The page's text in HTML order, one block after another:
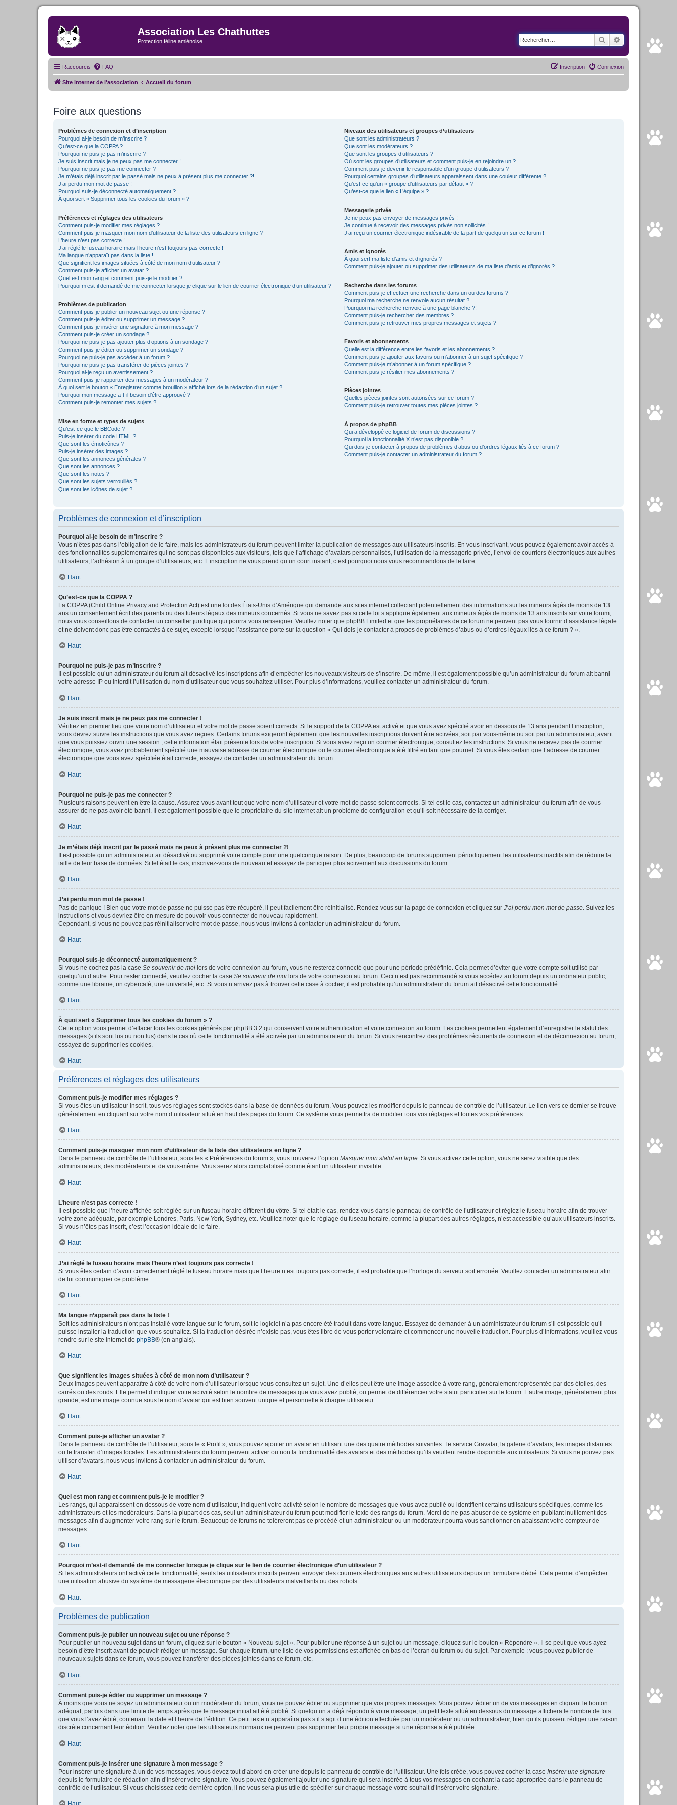
Association Les Chathuttes
Protection féline amiénoise RechercherRecherche
Raccourcis FAQ Connexion
Inscription
Site internet de l'association Accueil du forum
Foire aux questions
Problèmes de connexion et d’inscription
Pourquoi ai-je besoin de m’inscrire ?
Qu’est-ce que la COPPA ?
Pourquoi ne puis-je pas m’inscrire ?
Je suis inscrit mais je ne peux pas me connecter !
Pourquoi ne puis-je pas me connecter ?
Je m’étais déjà inscrit par le passé mais ne peux à présent plus me connecter ?!
J’ai perdu mon mot de passe !
Pourquoi suis-je déconnecté automatiquement ?
À quoi sert « Supprimer tous les cookies du forum » ?
Préférences et réglages des utilisateurs
Comment puis-je modifier mes réglages ?
Comment puis-je masquer mon nom d’utilisateur de la liste des utilisateurs en ligne ?
L’heure n’est pas correcte !
J’ai réglé le fuseau horaire mais l’heure n’est toujours pas correcte !
Ma langue n’apparaît pas dans la liste !
Que signifient les images situées à côté de mon nom d’utilisateur ?
Comment puis-je afficher un avatar ?
Quel est mon rang et comment puis-je le modifier ?
Pourquoi m’est-il demandé de me connecter lorsque je clique sur le lien de courrier électronique d’un utilisateur ?
Problèmes de publication
Comment puis-je publier un nouveau sujet ou une réponse ?
Comment puis-je éditer ou supprimer un message ?
Comment puis-je insérer une signature à mon message ?
Comment puis-je créer un sondage ?
Pourquoi ne puis-je pas ajouter plus d’options à un sondage ?
Comment puis-je éditer ou supprimer un sondage ?
Pourquoi ne puis-je pas accéder à un forum ?
Pourquoi ne puis-je pas transférer de pièces jointes ?
Pourquoi ai-je reçu un avertissement ?
Comment puis-je rapporter des messages à un modérateur ?
À quoi sert le bouton « Enregistrer comme brouillon » affiché lors de la rédaction d’un sujet ?
Pourquoi mon message a-t-il besoin d’être approuvé ?
Comment puis-je remonter mes sujets ?
Mise en forme et types de sujets
Qu’est-ce que le BBCode ?
Puis-je insérer du code HTML ?
Que sont les émoticônes ?
Puis-je insérer des images ?
Que sont les annonces générales ?
Que sont les annonces ?
Que sont les notes ?
Que sont les sujets verrouillés ?
Que sont les icônes de sujet ?
Niveaux des utilisateurs et groupes d’utilisateurs
Que sont les administrateurs ?
Que sont les modérateurs ?
Que sont les groupes d’utilisateurs ?
Où sont les groupes d’utilisateurs et comment puis-je en rejoindre un ?
Comment puis-je devenir le responsable d’un groupe d’utilisateurs ?
Pourquoi certains groupes d’utilisateurs apparaissent dans une couleur différente ?
Qu’est-ce qu’un « groupe d’utilisateurs par défaut » ?
Qu’est-ce que le lien « L’équipe » ?
Messagerie privée
Je ne peux pas envoyer de messages privés !
Je continue à recevoir des messages privés non sollicités !
J’ai reçu un courrier électronique indésirable de la part de quelqu’un sur ce forum !
Amis et ignorés
À quoi sert ma liste d’amis et d’ignorés ?
Comment puis-je ajouter ou supprimer des utilisateurs de ma liste d’amis et d’ignorés ?
Recherche dans les forums
Comment puis-je effectuer une recherche dans un ou des forums ?
Pourquoi ma recherche ne renvoie aucun résultat ?
Pourquoi ma recherche renvoie à une page blanche ?!
Comment puis-je rechercher des membres ?
Comment puis-je retrouver mes propres messages et sujets ?
Favoris et abonnements
Quelle est la différence entre les favoris et les abonnements ?
Comment puis-je ajouter aux favoris ou m’abonner à un sujet spécifique ?
Comment puis-je m’abonner à un forum spécifique ?
Comment puis-je résilier mes abonnements ?
Pièces jointes
Quelles pièces jointes sont autorisées sur ce forum ?
Comment puis-je retrouver toutes mes pièces jointes ?
À propos de phpBB
Qui a développé ce logiciel de forum de discussions ?
Pourquoi la fonctionnalité X n’est pas disponible ?
Qui dois-je contacter à propos de problèmes d’abus ou d’ordres légaux liés à ce forum ?
Comment puis-je contacter un administrateur du forum ?
Problèmes de connexion et d’inscription
Pourquoi ai-je besoin de m’inscrire ?
Vous n’êtes pas dans l’obligation de le faire, mais les administrateurs du forum peuvent limiter la publication de messages aux utilisateurs inscrits. En vous inscrivant, vous pouvez également avoir accès à
des fonctionnalités supplémentaires qui ne sont pas disponibles aux visiteurs, tels que l’affichage d’avatars personnalisés, l’utilisation de la messagerie privée, l’envoi de courriers électroniques aux autres
utilisateurs, l’adhésion à un groupe d’utilisateurs, etc. L’inscription ne vous prend qu’un court instant, c’est pourquoi nous vous recommandons de le faire.
Haut
Qu’est-ce que la COPPA ?
La COPPA (Child Online Privacy and Protection Act) est une loi des États-Unis d’Amérique qui demande aux sites internet collectant potentiellement des informations sur les mineurs âgés de moins de 13
ans un consentement écrit des parents ou des tuteurs légaux des mineurs concernés. Si vous ne savez pas si cette loi s’applique également aux mineurs âgés de moins de 13 ans inscrits sur votre forum,
nous vous conseillons de contacter un conseiller juridique qui pourra vous renseigner. Veuillez noter que phpBB Limited et que les propriétaires de ce forum ne peuvent pas vous fournir d’assistance légale
et ne doivent donc pas être contactés à ce sujet, excepté lorsque l’assistance porte sur la question « Qui dois-je contacter à propos de problèmes d’abus ou d’ordres légaux liés à ce forum ? ».
Haut
Pourquoi ne puis-je pas m’inscrire ?
Il est possible qu’un administrateur du forum ait désactivé les inscriptions afin d’empêcher les nouveaux visiteurs de s’inscrire. De même, il est également possible qu’un administrateur du forum ait banni
votre adresse IP ou interdit l’utilisation du nom d’utilisateur que vous souhaitez utiliser. Pour plus d’informations, veuillez contacter un administrateur du forum.
Haut
Je suis inscrit mais je ne peux pas me connecter !
Vérifiez en premier lieu que votre nom d’utilisateur et votre mot de passe soient corrects. Si le support de la COPPA est activé et que vous avez spécifié avoir en dessous de 13 ans pendant l’inscription,
vous devrez suivre les instructions que vous avez reçues. Certains forums exigeront également que les nouvelles inscriptions doivent être activées, soit par vous-même ou soit par un administrateur, avant
que vous puissiez ouvrir une session ; cette information était présente lors de votre inscription. Si vous aviez reçu un courrier électronique, consultez les instructions. Si vous ne recevez pas de courrier
électronique, vous avez probablement spécifié une mauvaise adresse de courrier électronique ou le courrier électronique a été filtré en tant que pourriel. Si vous êtes certain que l’adresse de courrier
électronique que vous avez spécifiée était correcte, essayez de contacter un administrateur du forum.
Haut
Pourquoi ne puis-je pas me connecter ?
Plusieurs raisons peuvent en être la cause. Assurez-vous avant tout que votre nom d’utilisateur et votre mot de passe soient corrects. Si tel est le cas, contactez un administrateur du forum afin de vous
assurer de ne pas avoir été banni. Il est également possible que le propriétaire du site internet ait un problème de configuration et qu’il soit nécessaire de la corriger.
Haut
Je m’étais déjà inscrit par le passé mais ne peux à présent plus me connecter ?!
Il est possible qu’un administrateur ait désactivé ou supprimé votre compte pour une quelconque raison. De plus, beaucoup de forums suppriment périodiquement les utilisateurs inactifs afin de réduire la
taille de leur base de données. Si tel était le cas, inscrivez-vous de nouveau et essayez de participer plus activement aux discussions du forum.
Haut
J’ai perdu mon mot de passe !
Pas de panique ! Bien que votre mot de passe ne puisse pas être récupéré, il peut facilement être réinitialisé. Rendez-vous sur la page de connexion et cliquez sur J’ai perdu mon mot de passe . Suivez les
instructions et vous devriez être en mesure de pouvoir vous connecter de nouveau rapidement.
Cependant, si vous ne pouvez pas réinitialiser votre mot de passe, nous vous invitons à contacter un administrateur du forum.
Haut
Pourquoi suis-je déconnecté automatiquement ?
Si vous ne cochez pas la case Se souvenir de moi lors de votre connexion au forum, vous ne resterez connecté que pour une période prédéfinie. Cela permet d’éviter que votre compte soit utilisé par
quelqu’un d’autre. Pour rester connecté, veuillez cocher la case Se souvenir de moi lors de votre connexion au forum. Ceci n’est pas recommandé si vous accédez au forum depuis un ordinateur public,
comme une librairie, un cybercafé, une université, etc. Si vous n’arrivez pas à trouver cette case à cocher, il est probable qu’un administrateur du forum ait désactivé cette fonctionnalité.
Haut
À quoi sert « Supprimer tous les cookies du forum » ?
Cette option vous permet d’effacer tous les cookies générés par phpBB 3.2 qui conservent votre authentification et votre connexion au forum. Les cookies permettent également d’enregistrer le statut des
messages (s’ils sont lus ou non lus) dans le cas où cette fonctionnalité a été activée par un administrateur du forum. Si vous rencontrez des problèmes récurrents de connexion et de déconnexion au forum,
essayez de supprimer les cookies.
Haut
Préférences et réglages des utilisateurs
Comment puis-je modifier mes réglages ?
Si vous êtes un utilisateur inscrit, tous vos réglages sont stockés dans la base de données du forum. Vous pouvez les modifier depuis le panneau de contrôle de l’utilisateur. Le lien vers ce dernier se trouve
généralement en cliquant sur votre nom d’utilisateur situé en haut des pages du forum. Ce système vous permettra de modifier tous vos réglages et toutes vos préférences.
Haut
Comment puis-je masquer mon nom d’utilisateur de la liste des utilisateurs en ligne ?
Dans le panneau de contrôle de l’utilisateur, sous les « Préférences du forum », vous trouverez l’option Masquer mon statut en ligne . Si vous activez cette option, vous ne serez visible que des
administrateurs, des modérateurs et de vous-même. Vous serez alors comptabilisé comme étant un utilisateur invisible.
Haut
L’heure n’est pas correcte !
Il est possible que l’heure affichée soit réglée sur un fuseau horaire différent du vôtre. Si tel était le cas, rendez-vous dans le panneau de contrôle de l’utilisateur et réglez le fuseau horaire afin de trouver
votre zone adéquate, par exemple Londres, Paris, New York, Sydney, etc. Veuillez noter que le réglage du fuseau horaire, comme la plupart des autres réglages, n’est accessible qu’aux utilisateurs inscrits.
Si vous n’êtes pas inscrit, c’est l’occasion idéale de le faire.
Haut
J’ai réglé le fuseau horaire mais l’heure n’est toujours pas correcte !
Si vous êtes certain d’avoir correctement réglé le fuseau horaire mais que l’heure n’est toujours pas correcte, il est probable que l’horloge du serveur soit erronée. Veuillez contacter un administrateur afin
de lui communiquer ce problème.
Haut
Ma langue n’apparaît pas dans la liste !
Soit les administrateurs n’ont pas installé votre langue sur le forum, soit le logiciel n’a pas encore été traduit dans votre langue. Essayez de demander à un administrateur du forum s’il est possible qu’il
puisse installer la traduction que vous souhaitez. Si la traduction désirée n’existe pas, vous êtes libre de vous porter volontaire et commencer une nouvelle traduction. Pour plus d’informations, veuillez vous
rendre sur le site internet de phpBB® (en anglais).
Haut
Que signifient les images situées à côté de mon nom d’utilisateur ?
Deux images peuvent apparaître à côté de votre nom d’utilisateur lorsque vous consultez un sujet. Une d’elles peut être une image associée à votre rang, généralement représentée par des étoiles, des
carrés ou des ronds. Elle permet d’indiquer votre activité selon le nombre de messages que vous avez publié, ou permet de différencier votre statut particulier sur le forum. L’autre image, généralement plus
grande, est une image connue sous le nom d’avatar qui est bien souvent unique et personnelle à chaque utilisateur.
Haut
Comment puis-je afficher un avatar ?
Dans le panneau de contrôle de l’utilisateur, sous le « Profil », vous pouvez ajouter un avatar en utilisant une des quatre méthodes suivantes : le service Gravatar, la galerie d’avatars, les images distantes
ou le transfert d’images locales. Les administrateurs du forum peuvent activer ou non la fonctionnalité des avatars et des méthodes qu’ils veuillent rendre disponible aux utilisateurs. Si vous ne pouvez pas
utiliser d’avatars, nous vous invitons à contacter un administrateur du forum.
Haut
Quel est mon rang et comment puis-je le modifier ?
Les rangs, qui apparaissent en dessous de votre nom d’utilisateur, indiquent votre activité selon le nombre de messages que vous avez publié ou identifient certains utilisateurs spécifiques, comme les
administrateurs et les modérateurs. Dans la plupart des cas, seul un administrateur du forum peut modifier le texte des rangs du forum. Merci de ne pas abuser de ce système en publiant inutilement des
messages afin d’augmenter votre rang sur le forum. Beaucoup de forums ne toléreront pas ce procédé et un administrateur ou un modérateur pourra vous sanctionner en abaissant votre compteur de
messages.
Haut
Pourquoi m’est-il demandé de me connecter lorsque je clique sur le lien de courrier électronique d’un utilisateur ?
Si les administrateurs ont activé cette fonctionnalité, seuls les utilisateurs inscrits peuvent envoyer des courriers électroniques aux autres utilisateurs depuis un formulaire dédié. Cela permet d’empêcher
une utilisation abusive du système de messagerie électronique par des utilisateurs malveillants ou des robots.
Haut
Problèmes de publication
Comment puis-je publier un nouveau sujet ou une réponse ?
Pour publier un nouveau sujet dans un forum, cliquez sur le bouton « Nouveau sujet ». Pour publier une réponse à un sujet ou un message, cliquez sur le bouton « Répondre ». Il se peut que vous ayez
besoin d’être inscrit avant de pouvoir rédiger un message. Sur chaque forum, une liste de vos permissions est affichée en bas de l’écran du forum ou du sujet. Par exemple : vous pouvez publier de
nouveaux sujets dans ce forum, vous pouvez transférer des pièces jointes dans ce forum, etc.
Haut
Comment puis-je éditer ou supprimer un message ?
À moins que vous ne soyez un administrateur ou un modérateur du forum, vous ne pouvez éditer ou supprimer que vos propres messages. Vous pouvez éditer un de vos messages en cliquant le bouton
adéquat, parfois dans une limite de temps après que le message initial ait été publié. Si quelqu’un a déjà répondu à votre message, un petit texte situé en dessous du message affichera le nombre de fois
que vous l’avez édité, contenant la date et l’heure de l’édition. Ce petit texte n’apparaîtra pas s’il s’agit d’une édition effectuée par un modérateur ou un administrateur, bien qu’ils puissent rédiger une raison
discrète concernant leur édition. Veuillez noter que les utilisateurs normaux ne peuvent pas supprimer leur propre message si une réponse a été publiée.
Haut
Comment puis-je insérer une signature à mon message ?
Pour insérer une signature à un de vos messages, vous devez tout d’abord en créer une depuis le panneau de contrôle de l’utilisateur. Une fois créée, vous pouvez cocher la case Insérer une signature
depuis le formulaire de rédaction afin d’insérer votre signature. Vous pouvez également ajouter une signature qui sera insérée à tous vos messages en cochant la case appropriée dans le panneau de
contrôle de l’utilisateur. Si vous choisissez cette dernière option, il ne vous sera plus utile de spécifier sur chaque message votre souhait d’insérer votre signature.